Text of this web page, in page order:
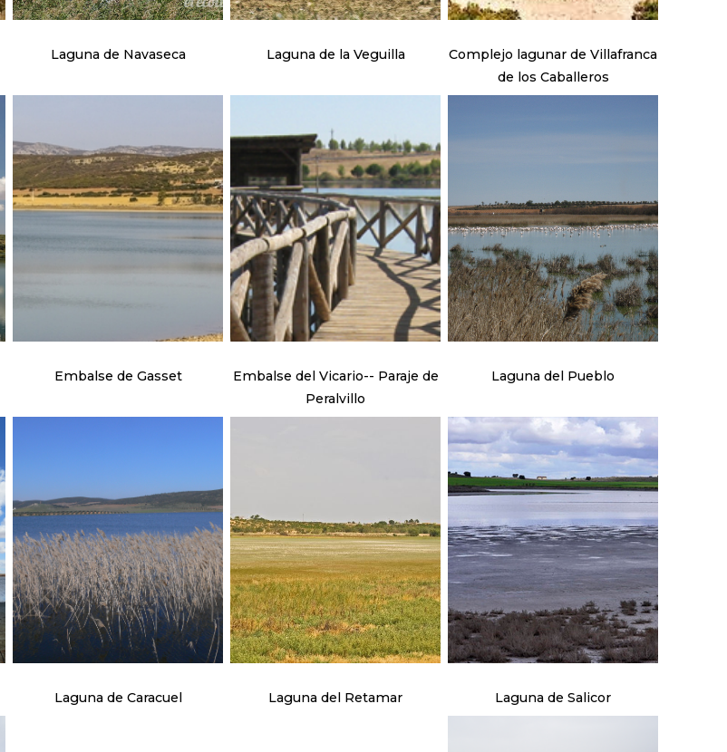
Laguna de Navaseca Laguna de la Veguilla
Complejo lagunar de Villafranca
de los Caballeros
Embalse de Gasset
Embalse del Vicario-- Paraje de
Peralvillo
Laguna del Pueblo
Laguna de Caracuel Laguna del Retamar Laguna de Salicor